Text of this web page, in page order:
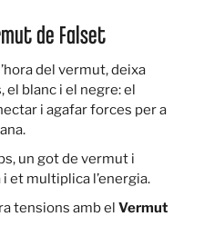
de Falset
del vermut, deixa
el blanc i el negre: el
i agafar forces per a
un got de vermut i
et multiplica l’energia.
tensions amb el Vermut